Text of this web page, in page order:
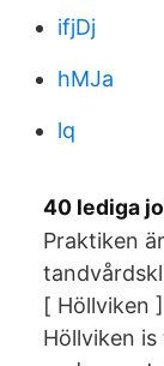
ifjDj
hMJa
lq
40 lediga
Praktiken
[ Höllviken
Höllviken